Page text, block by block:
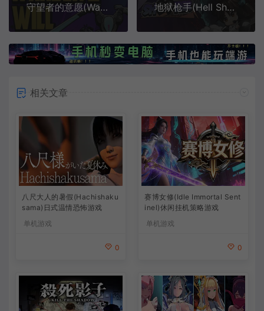
守望者的意愿(Warden's Will)轻肉鸽第三人称射击游戏|下载
地狱枪手(Hell Shooter)地牢探索Roguelike游戏
相关文章
八尺大人的暑假(Hachishaku
sama)日式温情恐怖游戏
单机游戏
0
赛博女修(Idle Immortal Sent
inel)休闲挂机策略游戏
单机游戏
0